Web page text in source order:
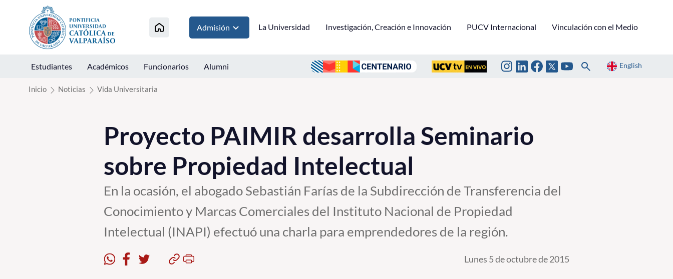
Click acá para ir directamente al contenido
Admisión La Universidad Investigación, Creación e Innovación PUCV Internacional Vinculación con el Medio
Estudiantes Académicos Funcionarios Alumni English
Inicio Noticias Vida Universitaria
Proyecto PAIMIR desarrolla Seminario
sobre Propiedad Intelectual
En la ocasión, el abogado Sebastián Farías de la Subdirección de Transferencia del
Conocimiento y Marcas Comerciales del Instituto Nacional de Propiedad
Intelectual (INAPI) efectuó una charla para emprendedores de la región.
Lunes 5 de octubre de 2015